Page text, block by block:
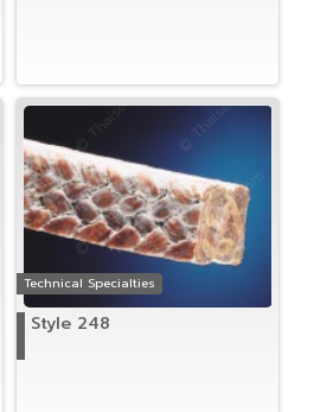
Technical Specialties
Style 248